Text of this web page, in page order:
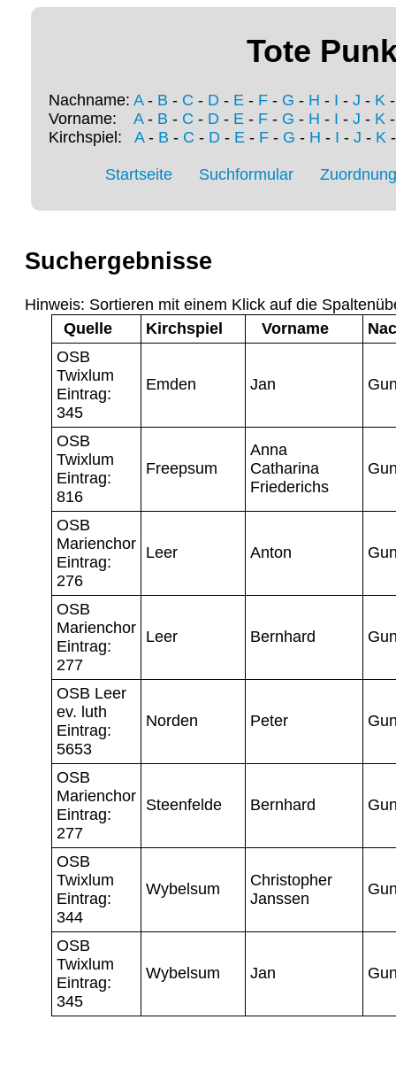
Tote
Nachname: A- B - C - D - E - F - G - H - I - J - K
Vorname: A- B - C - D - E - F - G - H - I - J - K
Kirchspiel: A- B - C - D- E- F- G - H - I - J - K
Startseite Suchformular
Suchergebnisse
Hinweis: Sortieren mit einem Klick auf die
Quelle
Kirchspiel Vorname
OSB
Twixlum
Eintrag:
345
Emden Jan
OSB
Twixlum
Eintrag:
816
Freepsum
Anna
Catharina
Friederichs
OSB
Marienchor
Eintrag:
276
Leer Anton
OSB
Marienchor
Eintrag:
277
Leer Bernhard
OSB Leer
ev. luth
Eintrag:
5653
Norden Peter
OSB
Marienchor
Eintrag:
277
Steenfelde Bernhard
OSB
Twixlum
Eintrag:
344
Wybelsum
Christopher
Janssen
OSB
Twixlum
Eintrag:
345
Wybelsum Jan